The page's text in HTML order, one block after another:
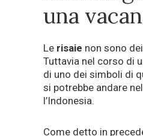
una
Le risaie non sono
Tuttavia nel corso di
di uno dei simboli di
si potrebbe andare
l’Indonesia.
Come detto in